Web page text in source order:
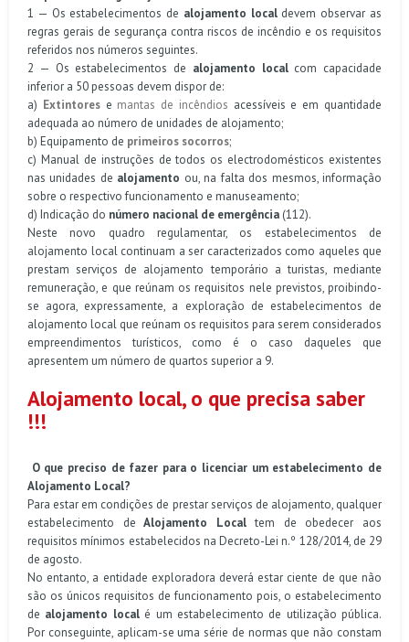
1 — Os estabelecimentos de alojamento localdevem observar as
regras gerais de segurança contra riscos de incêndio e os requisitos
referidos nos números seguintes.
2 — Os estabelecimentos de alojamento localcom capacidade
inferior a 50 pessoas devem dispor de:
a) Extintorese mantas de incêndios acessíveis e em quantidade
adequada ao número de unidades de alojamento;
b) Equipamento de primeiros socorros;
c) Manual de instruções de todos os electrodomésticos existentes
nas unidades de alojamento ou, na falta dos mesmos, informação
sobre o respectivo funcionamento e manuseamento;
d) Indicação do número nacional de emergência (112).
Neste novo quadro regulamentar, os estabelecimentos de
alojamento local continuam a ser caracterizados como aqueles que
prestam serviços de alojamento temporário a turistas, mediante
remuneração, e que reúnam os requisitos nele previstos, proibindo-
se agora, expressamente, a exploração de estabelecimentos de
alojamento local que reúnam os requisitos para serem considerados
empreendimentos turísticos, como é o caso daqueles que
apresentem um número de quartos superior a 9.
Alojamento local, o que precisa saber
!!!
O que preciso de fazer para o licenciar um estabelecimento de
Alojamento Local?
Para estar em condições de prestar serviços de alojamento, qualquer
estabelecimento de Alojamento Localtem de obedecer aos
requisitos mínimos estabelecidos na Decreto-Lei n.º 128/2014, de 29
de agosto.
No entanto, a entidade exploradora deverá estar ciente de que não
são os únicos requisitos de funcionamento pois, o estabelecimento
de alojamento localé um estabelecimento de utilização pública.
Por conseguinte, aplicam-se uma série de normas que não constam